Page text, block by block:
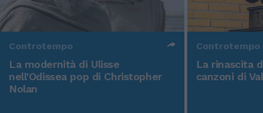
Controtempo
La modernità di Ulisse
nell'Odissea pop di Christopher
Nolan
Controtempo
La rinascita
canzoni di